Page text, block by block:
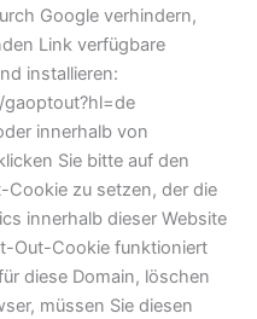
Google verhindern,
Link verfügbare
installieren:
innerhalb von
Sie bitte auf den
zu setzen, der die
innerhalb dieser Website
Out-Cookie funktioniert
diese Domain, löschen
müssen Sie diesen